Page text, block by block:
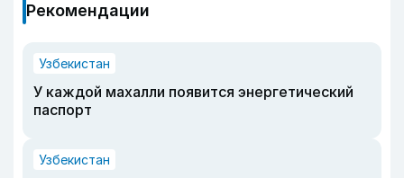
Рекомендации
Узбекистан
У каждой махалли появится энергетический
паспорт
Узбекистан